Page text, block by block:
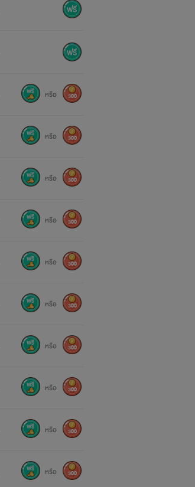
หรือ 300
หรือ 300
หรือ 300
หรือ 300
หรือ 300
หรือ 300
หรือ 300
หรือ 300
หรือ 300
หรือ 300